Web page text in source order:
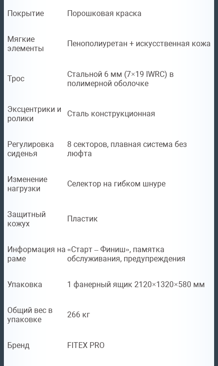
Покрытие Порошковая краска
Мягкие
элементы
Пенополиуретан + искусственная кожа
Трос
Стальной 6 мм (7×19 IWRC) в
полимерной оболочке
Эксцентрики и
ролики
Сталь конструкционная
Регулировка
сиденья
8 секторов, плавная система без
люфта
Изменение
нагрузки
Селектор на гибком шнуре
Защитный
кожух
Пластик
Информация на
раме
«Старт – Финиш», памятка
обслуживания, предупреждения
Упаковка 1 фанерный ящик 2120×1320×580 мм
Общий вес в
упаковке
266 кг
Бренд FITEX PRO